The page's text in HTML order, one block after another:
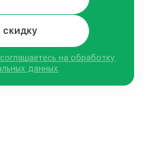
скидку
на обработку
данных